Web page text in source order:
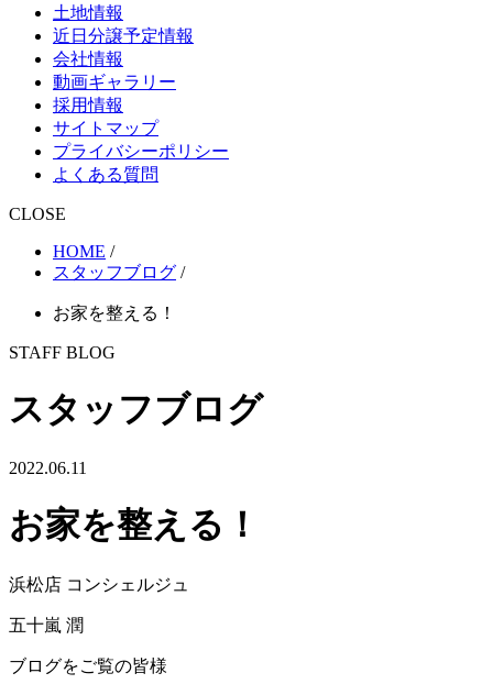
土地情報
近日分譲予定情報
会社情報
動画ギャラリー
採用情報
サイトマップ
プライバシーポリシー
よくある質問
CLOSE
HOME /
スタッフブログ /
お家を整える！
STAFF BLOG
スタッフブログ
2022.06.11
お家を整える！
浜松店 コンシェルジュ
五十嵐 潤
ブログをご覧の皆様